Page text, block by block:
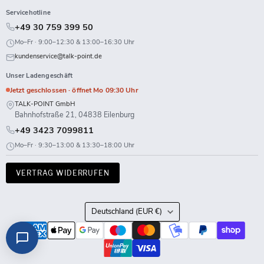
Servicehotline
+49 30 759 399 50
Mo–Fr · 9:00–12:30 & 13:00–16:30 Uhr
kundenservice@talk-point.de
Unser Ladengeschäft
Jetzt geschlossen · öffnet Mo 09:30 Uhr
TALK-POINT GmbH
Bahnhofstraße 21, 04838 Eilenburg
+49 3423 7099811
Mo–Fr · 9:30–13:00 & 13:30–18:00 Uhr
VERTRAG WIDERRUFEN
Land
Deutschland (EUR €)